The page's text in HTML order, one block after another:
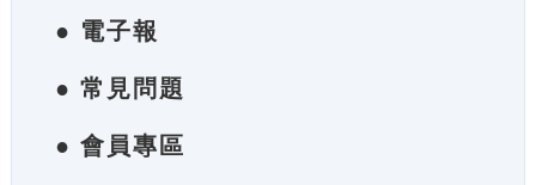
● 電子報
● 常見問題
● 會員專區